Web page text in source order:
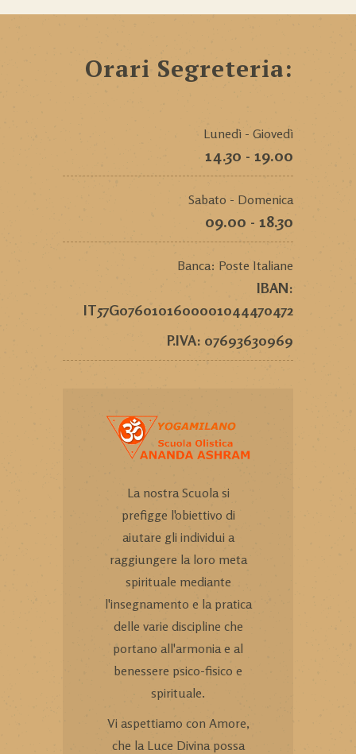
Orari Segreteria:
Lunedì - Giovedì
14.30 - 19.00
Sabato - Domenica
09.00 - 18.30
Banca: Poste Italiane
IBAN:
IT57G0760101600001044470472
P.IVA: 07693630969
La nostra Scuola si
prefigge l'obiettivo di
aiutare gli individui a
raggiungere la loro meta
spirituale mediante
l'insegnamento e la pratica
delle varie discipline che
portano all'armonia e al
benessere psico-fisico e
spirituale.
Vi aspettiamo con Amore,
che la Luce Divina possa